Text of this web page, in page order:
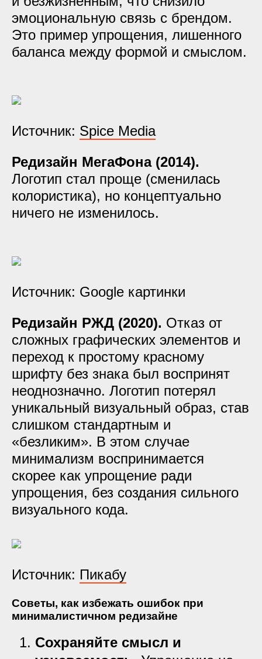
эмоциональную связь с брендом.
Это пример упрощения, лишенного
баланса между формой и смыслом.
Источник: Spice Media
Редизайн МегаФона (2014).
Логотип стал проще (сменилась
колористика), но концептуально
ничего не изменилось.
Источник: Google картинки
Редизайн РЖД (2020). Отказ от
сложных графических элементов и
переход к простому красному
шрифту без знака был воспринят
неоднозначно. Логотип потерял
уникальный визуальный образ, став
слишком стандартным и
«безликим». В этом случае
минимализм воспринимается
скорее как упрощение ради
упрощения, без создания сильного
визуального кода.
Источник: Пикабу
Советы, как избежать ошибок при
минималистичном редизайне
Сохраняйте смысл и